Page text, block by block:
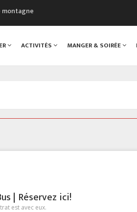
montagne
ACTIVITÉS MANGER & SOIRÉE
| Réservez ici!
est avec eux.